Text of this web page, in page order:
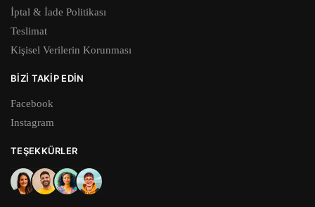
İptal & İade Politikası
Teslimat
Kişisel Verilerin Korunması
BIZI TAKIP EDIN
Facebook
Instagram
TEŞEKKÜRLER